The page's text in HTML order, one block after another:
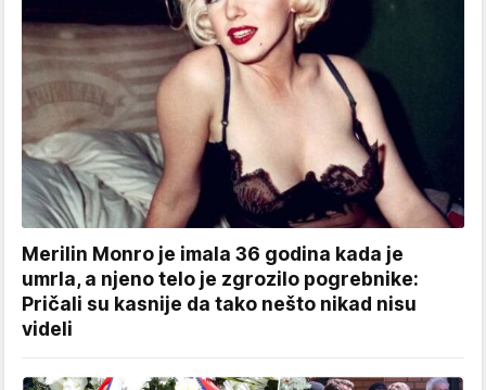
Merilin Monro je imala 36 godina kada je
umrla, a njeno telo je zgrozilo pogrebnike:
Pričali su kasnije da tako nešto nikad nisu
videli